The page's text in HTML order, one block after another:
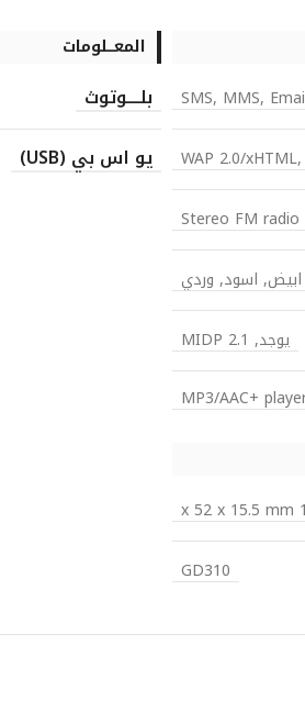
SMS, MMS,
WAP 2.0/
Stereo FM radio
ابيض, اسود, وردي
يوجد, MIDP 2.1
MP3/AAC+
المعـــلومات
بلــــوتوث
يو اس بي (USB)
GD310